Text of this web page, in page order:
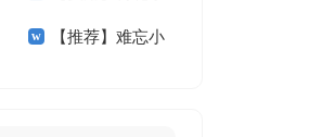
学作文七篇
【推荐】难忘小